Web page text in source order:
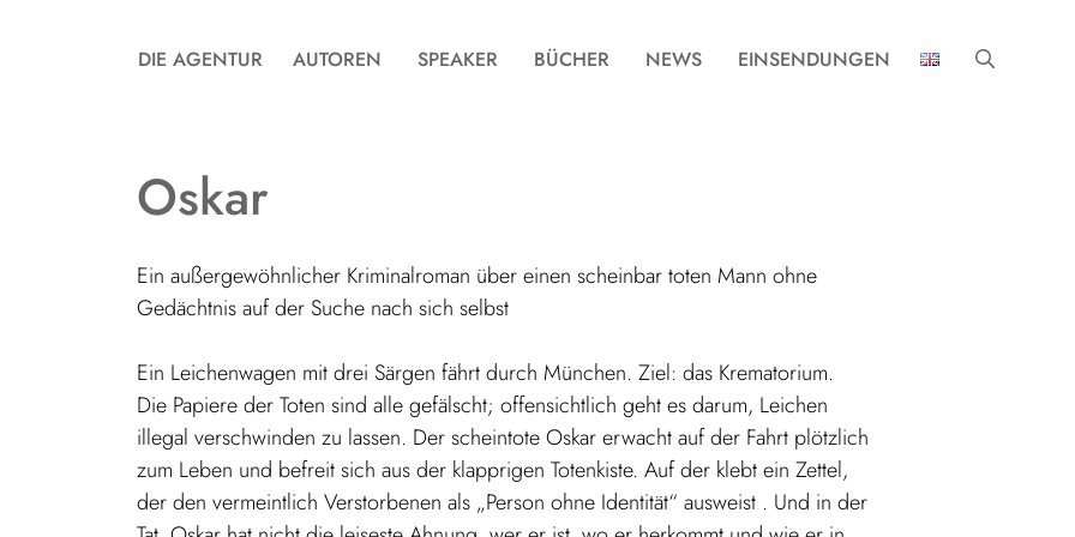
DIE AGENTUR AUTOREN SPEAKER BÜCHER NEWS EINSENDUNGEN
Oskar
Ein außergewöhnlicher Kriminalroman über einen scheinbar toten Mann ohne
Gedächtnis auf der Suche nach sich selbst
Ein Leichenwagen mit drei Särgen fährt durch München. Ziel: das Krematorium.
Die Papiere der Toten sind alle gefälscht; offensichtlich geht es darum, Leichen
illegal verschwinden zu lassen. Der scheintote Oskar erwacht auf der Fahrt plötzlich
zum Leben und befreit sich aus der klapprigen Totenkiste. Auf der klebt ein Zettel,
der den vermeintlich Verstorbenen als „Person ohne Identität“ ausweist . Und in der